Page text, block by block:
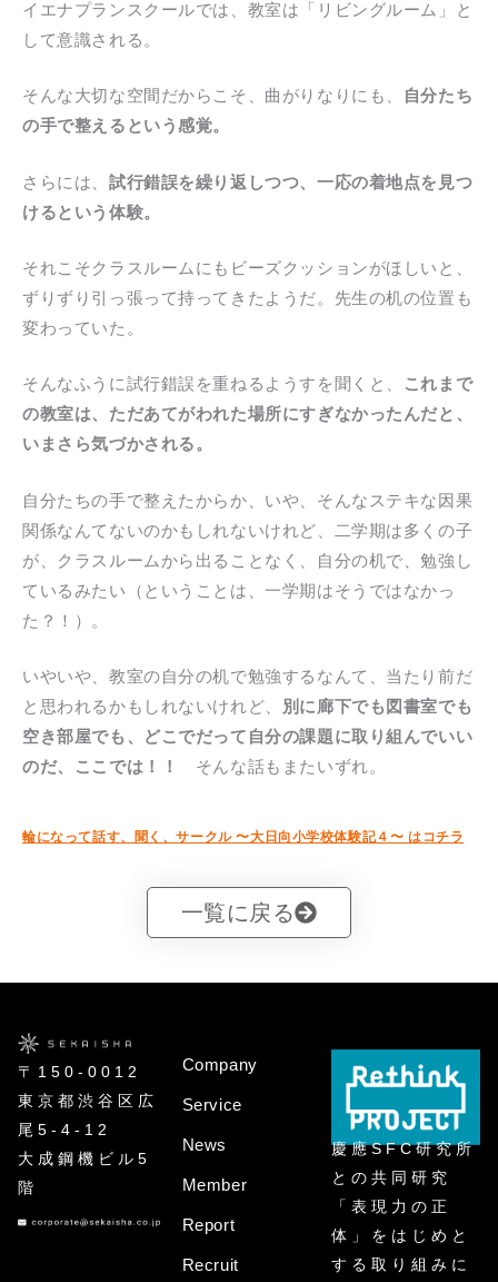
イエナプランスクールでは、教室は「リビングルーム」と
して意識される。
そんな大切な空間だからこそ、曲がりなりにも、
自分たち
の手で整えるという感覚。
さらには、 試行錯誤を繰り返しつつ、一応の着地点を見つ
けるという体験。
それこそクラスルームにもビーズクッションがほしいと、
ずりずり引っ張って持ってきたようだ。先生の机の位置も
変わっていた。
そんなふうに試行錯誤を重ねるようすを聞くと、
これまで
の教室は、ただあてがわれた場所にすぎなかったんだと、
いまさら気づかされる。
自分たちの手で整えたからか、いや、そんなステキな因果
関係なんてないのかもしれないけれど、二学期は多くの子
が、クラスルームから出ることなく、自分の机で、勉強し
ているみたい（ということは、一学期はそうではなかっ
た？！）。
いやいや、教室の自分の机で勉強するなんて、当たり前だ
と思われるかもしれないけれど、 別に廊下でも図書室でも
空き部屋でも、どこでだって自分の課題に取り組んでいい
のだ、ここでは！！
そんな話もまたいずれ。
輪になって話す、聞く、サークル 〜大日向小学校体験記４〜 はコチラ
一覧に戻る
〒150-0012
東京都渋谷区広
尾5-4-12
大成鋼機ビル5
階
Company
Service
News
Member
Report
Recruit
慶應SFC研究所
との共同研究
「表現力の正
体」をはじめと
する取り組みに